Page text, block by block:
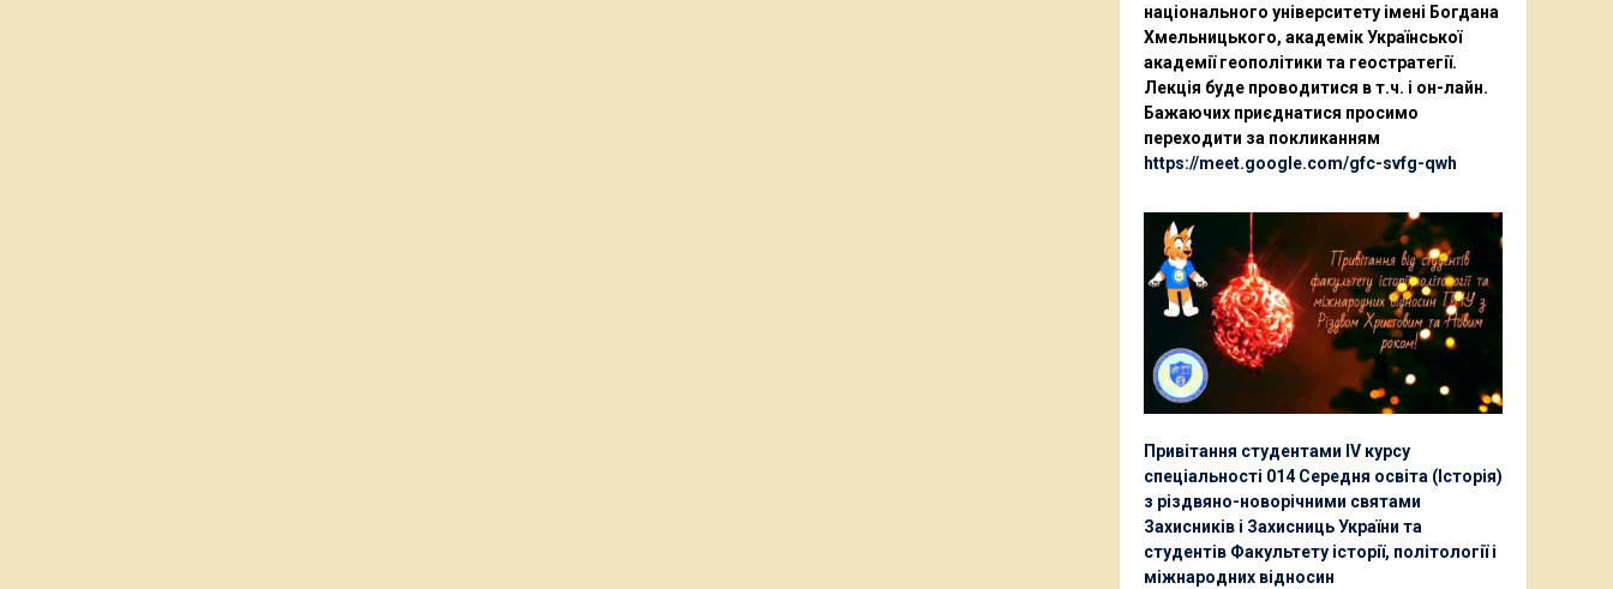
національного університету імені Богдана
Хмельницького, академік Української
академії геополітики та геостратегії.
Лекція буде проводитися в т.ч. і он-лайн.
Бажаючих приєднатися просимо
переходити за покликанням
https://meet.google.com/gfc-svfg-qwh
Привітання студентами ІV курсу
спеціальності 014 Середня освіта (Історія)
з різдвяно-новорічними святами
Захисників і Захисниць України та
студентів Факультету історії, політології і
міжнародних відносин